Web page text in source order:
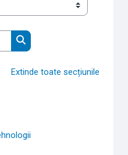
Caută cursuri
Extinde toate secțiunile